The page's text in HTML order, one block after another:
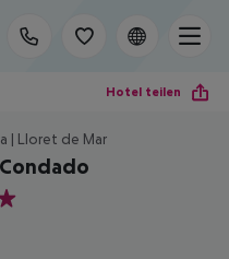
Hotel teilen
| Lloret de Mar